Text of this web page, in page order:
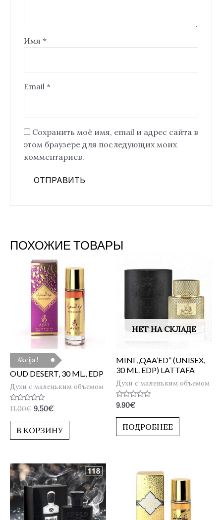
Имя *
Email *
Сохранить моё имя, email и адрес сайта в
этом браузере для последующих моих
комментариев.
ПОХОЖИЕ ТОВАРЫ
Akcija !
OUD DESERT, 30 ML., EDP
Духи с маленьким объемом
Оценка
0
из
11.00€ 9.50€
В КОРЗИНУ
НЕТ НА СКЛАДЕ
MINI ,,QAA’ED” (UNISEX,
30 ML. EDP) LATTAFA
Духи с маленьким объемом
Оценка
0
из
9.90€
ПОДРОБНЕЕ